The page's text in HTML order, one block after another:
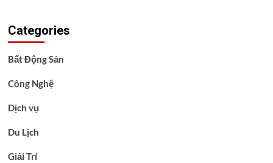
Categories
Bất Động Sản
Công Nghệ
Dịch vụ
Du Lịch
Giải Trí